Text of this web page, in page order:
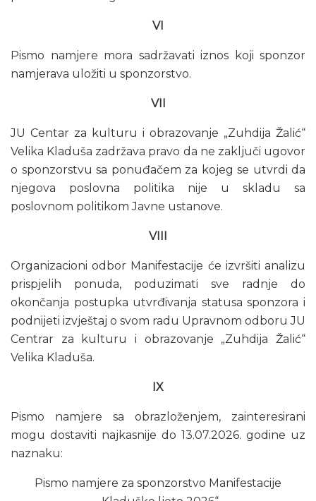
VI
Pismo namjere mora sadržavati iznos koji sponzor
namjerava uložiti u sponzorstvo.
VII
JU Centar za kulturu i obrazovanje „Zuhdija Žalić“
Velika Kladuša zadržava pravo da ne zaključi ugovor
o sponzorstvu sa ponuđačem za kojeg se utvrdi da
njegova poslovna politika nije u skladu sa
poslovnom politikom Javne ustanove.
VIII
Organizacioni odbor Manifestacije će izvršiti analizu
prispjelih ponuda, poduzimati sve radnje do
okončanja postupka utvrđivanja statusa sponzora i
podnijeti izvještaj o svom radu Upravnom odboru JU
Centrar za kulturu i obrazovanje „Zuhdija Žalić“
Velika Kladuša.
IX
Pismo namjere sa obrazloženjem, zainteresirani
mogu dostaviti najkasnije do 13.07.2026. godine uz
naznaku:
Pismo namjere za sponzorstvo Manifestacije